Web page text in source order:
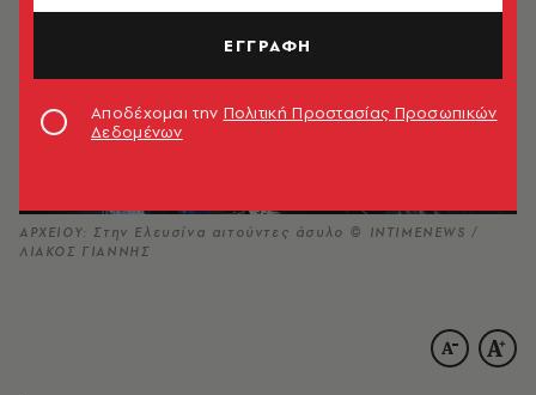
ΑΡΧΕΙΟΥ: Στην Ελευσίνα αιτούντες άσυλο © INTIMENEWS /
ΛΙΑΚΟΣ ΓΙΑΝΝΗΣ
ΕΓΓΡΑΦΗ
Αποδέχομαι την Πολιτική Προστασίας Προσωπικών
Δεδομένων